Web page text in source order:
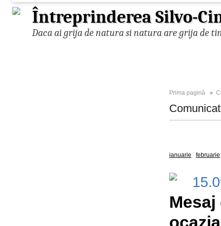
Întreprinderea Silvo-
Daca ai grija de natura si natura are grija de
Prima pagină »
ianuarie februarie